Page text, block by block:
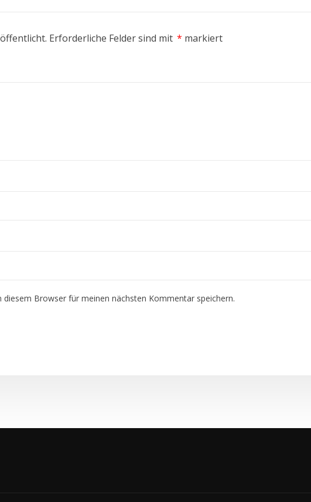
Erforderliche Felder sind mit * markiert
diesem Browser für meinen nächsten Kommentar speichern.